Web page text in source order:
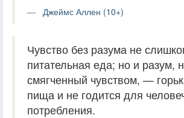
Джеймс Аллен (10+)
Чувство без разума не
питательная еда; но и разум,
смягченный чувством, —
пища и не годится для
потребления.